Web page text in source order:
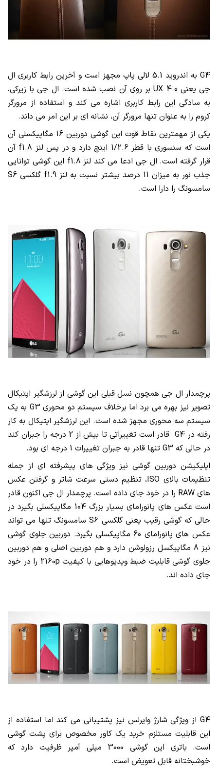
G4 به اندروید 5.1 لالی پاپ مجهز است و آخرین رابط کاربری ال
جی یعنی UX 4.0 بر روی آن نصب شده است. ال جی با زیرکی،
به سادگی این رابط کاربری اشاره می کند و استفاده از مرورگر
کروم را به عنوان تنها مرورگر آن، نشانه ای بر این امر می داند.
یکی از مهمترین نقاط قوت این گوشی دوربین 16 مگاپیکسلی آن
است که سنسوری با قطر 1/2.6 اینچ دارد و در پس لنز f1.8 آن
قرار گرفته است. ال جی ادعا می کند لنز f1.8 این گوشی توانایی
جذب نور به میزان 11 درصد بیشتر نسبت به لنز f1.9 گلکسی S6
سامسونگ را دارا است.
پرچمدار ال جی همچون نسل قبلی این گوشی از لرزشگیر اپتیکال
تصویر نیز بهره می برد اما برخلاف سیستم دو محوری G3 به یک
سیستم سه محوری مجهز شده است. این لرزشگیر اپتیکال به کار
رفته در G4 قادر است تغییراتی تا بیش از 2 درجه را جبران کند
در حالی که G3 تنها قادر به جبران تغییرات 1 درجه ای بود.
اپلیکیشن دوربین گوشی نیز ویژگی های پیشرفته ای از جمله
تنظیمات بالای ISO، تنظیم دستی سرعت شاتر و گرفتن عکس
های RAW را در خود جای داده است. پرچمدار ال جی اکنون قادر
است عکس های پانورامای بسیار بزرگ 104 مگاپیکسلی بگیرد در
حالی که گوشی رقیب یعنی گلکسی S6 سامسونگ تنها می تواند
عکس های پانورامای 60 مگاپیکسلی بگیرد. دوربین جلوی گوشی
نیز 8 مگاپیکسل رزولوشن دارد و هم دوربین اصلی و هم دوربین
جلوی گوشی قابلیت ضبط ویدیوهایی با کیفیت 2160p را در خود
جای داده اند.
G4 از ویژگی شارژ وایرلس نیز پشتیبانی می کند اما استفاده از
این قابلیت مستلزم خرید یک کاور مخصوص برای پشت گوشی
است. باتری این گوشی 3000 میلی آمپر ظرفیت دارد که
خوشبختانه قابل تعویض است.